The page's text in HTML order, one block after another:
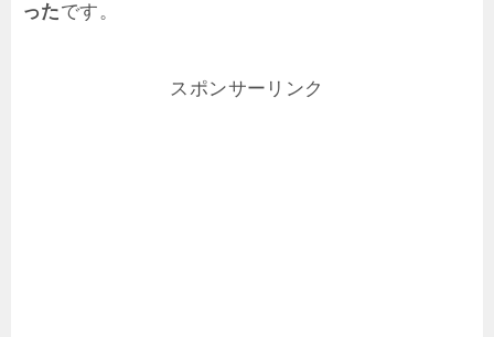
ったです。
スポンサーリンク